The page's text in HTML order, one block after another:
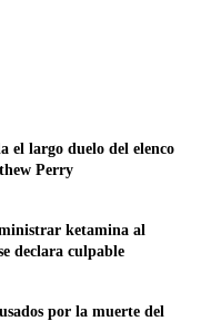
el largo duelo del elenco
Perry
ketamina al
por la muerte del